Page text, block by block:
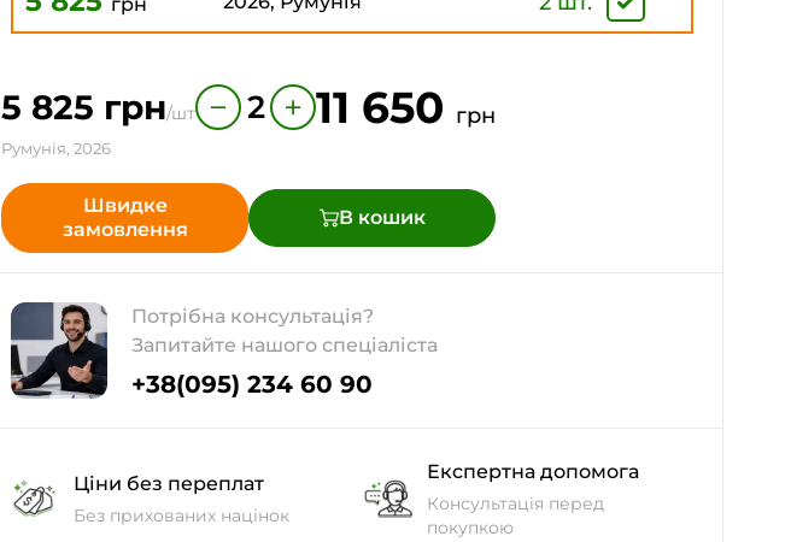
5 825 грн/шт − 2 + 11 650 грн
Румунія, 2026
Швидке
замовлення
В кошик
Потрібна консультація?
Запитайте нашого спеціаліста
+38(095) 234 60 90
Ціни без переплат
Без прихованих націнок
Експертна допомога
Консультація перед
покупкою